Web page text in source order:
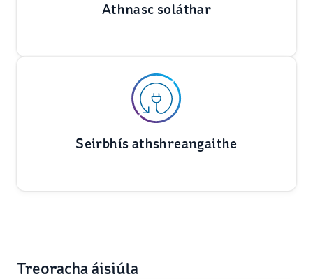
Athnasc soláthar
Seirbhís athshreangaithe
Treoracha áisiúla